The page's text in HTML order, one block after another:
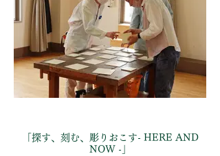
「探す、刻む、彫りおこす- HERE AND
NOW -」